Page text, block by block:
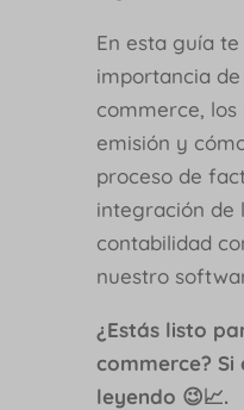
En esta guía
importancia
commerce, los
emisión y
proceso de
integración de
contabilidad
nuestro
¿Estás listo
commerce? Si
leyendo 😉📈.